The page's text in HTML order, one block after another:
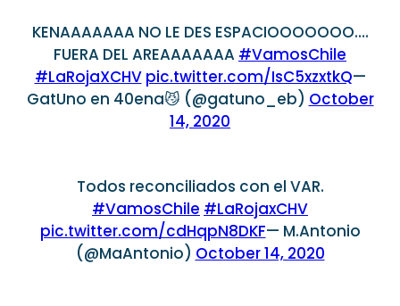
KENAAAAAAA NO LE DES ESPACIOOOOOOO….
FUERA DEL AREAAAAAAA #VamosChile
#LaRojaXCHV pic.twitter.com/IsC5xzxtkQ—
GatUno en 40ena😼 (@gatuno_eb) October
14, 2020
Todos reconciliados con el VAR.
#VamosChile #LaRojaxCHV
pic.twitter.com/cdHqpN8DKF— M.Antonio
(@MaAntonio) October 14, 2020